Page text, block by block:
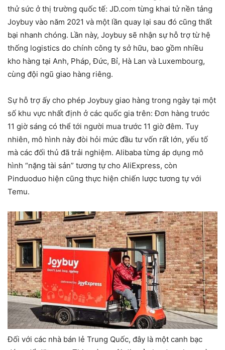
thử sức ở thị trường quốc tế: JD.com từng khai tử nền tảng
Joybuy vào năm 2021 và một lần quay lại sau đó cũng thất
bại nhanh chóng. Lần này, Joybuy sẽ nhận sự hỗ trợ từ hệ
thống logistics do chính công ty sở hữu, bao gồm nhiều
kho hàng tại Anh, Pháp, Đức, Bỉ, Hà Lan và Luxembourg,
cùng đội ngũ giao hàng riêng.
Sự hỗ trợ ấy cho phép Joybuy giao hàng trong ngày tại một
số khu vực nhất định ở các quốc gia trên: Đơn hàng trước
11 giờ sáng có thể tới người mua trước 11 giờ đêm. Tuy
nhiên, mô hình này đòi hỏi mức đầu tư vốn rất lớn, yếu tố
mà các đối thủ đã trải nghiệm. Alibaba từng áp dụng mô
hình “nặng tài sản” tương tự cho AliExpress, còn
Pinduoduo hiện cũng thực hiện chiến lược tương tự với
Temu.
Đối với các nhà bán lẻ Trung Quốc, đây là một canh bạc